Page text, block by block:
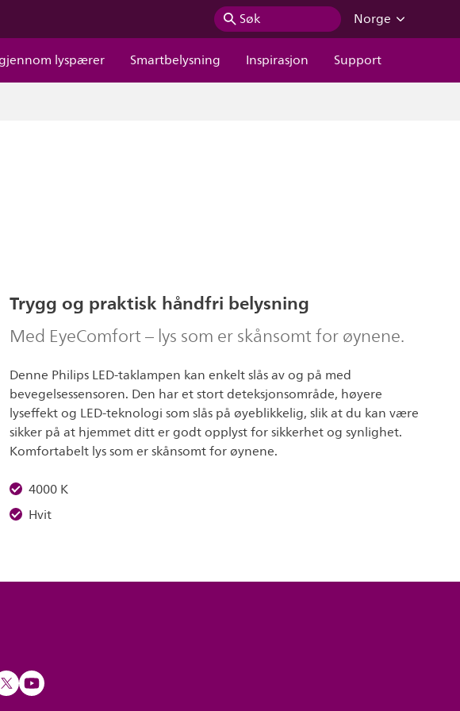
Søk
Norge
lyspærer Smartbelysning Inspirasjon Support
Trygg og praktisk håndfri belysning
Med EyeComfort – lys som er skånsomt for øynene.
Denne Philips LED-taklampen kan enkelt slås av og på med
bevegelsessensoren. Den har et stort deteksjonsområde, høyere
lyseffekt og LED-teknologi som slås på øyeblikkelig, slik at du kan være
sikker på at hjemmet ditt er godt opplyst for sikkerhet og synlighet.
Komfortabelt lys som er skånsomt for øynene.
4000 K
Hvit